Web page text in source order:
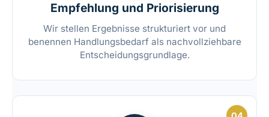
Empfehlung und Priorisierung
Wir stellen Ergebnisse strukturiert vor und
benennen Handlungsbedarf als nachvollziehbare
Entscheidungsgrundlage.